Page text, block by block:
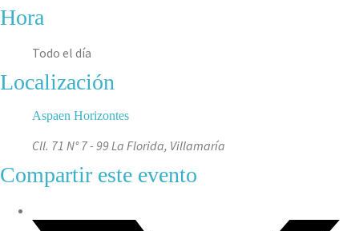
Hora
Todo el día
Localización
Aspaen Horizontes
Cll. 71 N° 7 - 99 La Florida, Villamaría
Compartir este evento